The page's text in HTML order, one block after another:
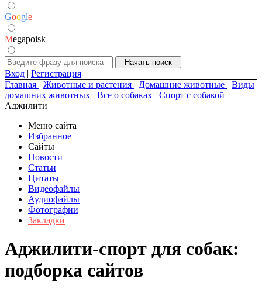
Google
Megapoisk
Вход | Регистрация
Главная
Животные и растения Домашние животные
Виды
домашних животных
Все о собаках
Спорт с собакой
Аджилити
Меню сайта
Избранное
Сайты
Новости
Статьи
Цитаты
Видеофайлы
Аудиофайлы
Фотографии
Закладки
Аджилити-спорт для собак:
подборка сайтов